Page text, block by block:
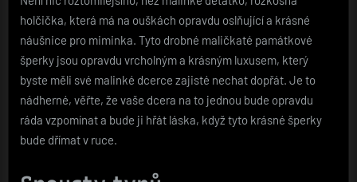
holčička, která má na ouškách opravdu oslňující a krásné
náušnice pro miminka. Tyto drobné maličkaté památkové
šperky jsou opravdu vrcholným a krásným luxusem, který
byste měli své malinké dcerce zajisté nechat dopřát. Je to
nádherné, věřte, že vaše dcera na to jednou bude opravdu
ráda vzpomínat a bude ji hřát láska, když tyto krásné šperky
bude dřímat v ruce.